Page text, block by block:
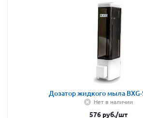
Дозатор жидкого мыла BXG-
Нет в наличии
576 руб./шт